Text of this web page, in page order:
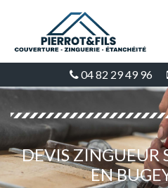
04 82 29 49 96
DEVIS ZINGUEUR
EN